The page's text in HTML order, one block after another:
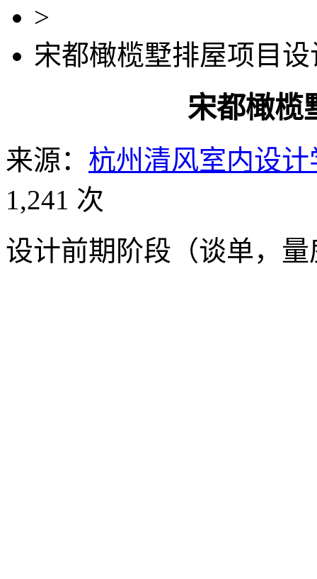
>
宋都橄榄墅排屋项目设
宋都橄榄
来源： 杭州清风室内设计
1,241 次
设计前期阶段（谈单，量